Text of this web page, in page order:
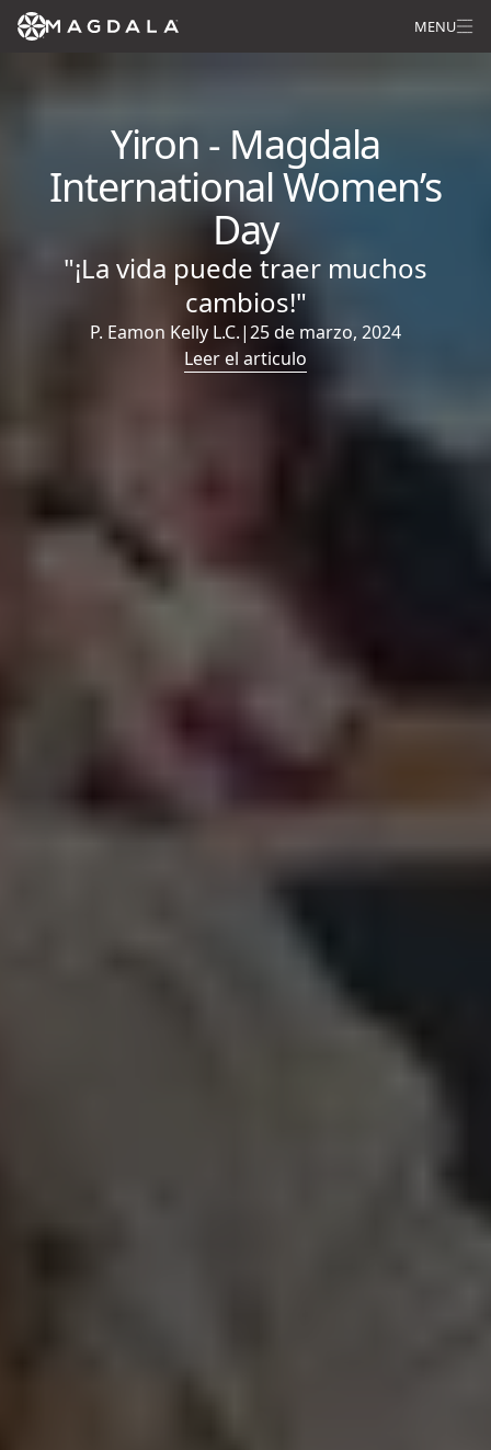
MENU
Yiron - Magdala
International Women’s
Day
"¡La vida puede traer muchos
cambios!"
P. Eamon Kelly L.C.|25 de marzo, 2024
Leer el articulo